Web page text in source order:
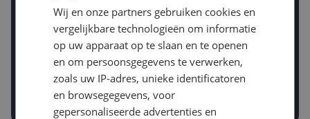
Gewenste daling of bedrag
-5% -10% -15%
Gewenste prijs
€
Prijsalert aanzetten
Wij en onze partners gebruiken cookies en
vergelijkbare technologieën om informatie
op uw apparaat op te slaan en te openen
en om persoonsgegevens te verwerken,
zoals uw IP-adres, unieke identificatoren
en browsegegevens, voor
gepersonaliseerde advertenties en